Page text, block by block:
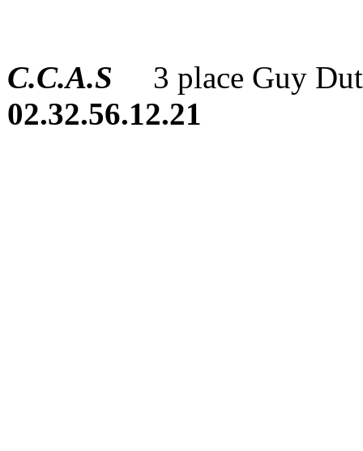
C.C.A.S 3 place Guy
02.32.56.12.21